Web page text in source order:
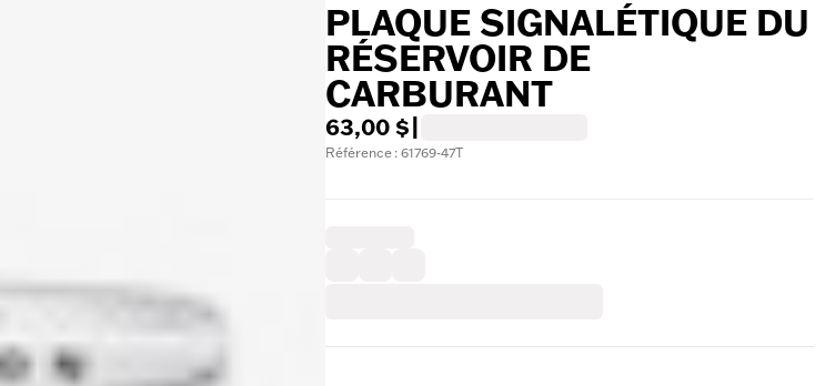
PLAQUE SIGNALÉTIQUE DU
RÉSERVOIR DE
CARBURANT
63,00 $
Référence : 61769-47T